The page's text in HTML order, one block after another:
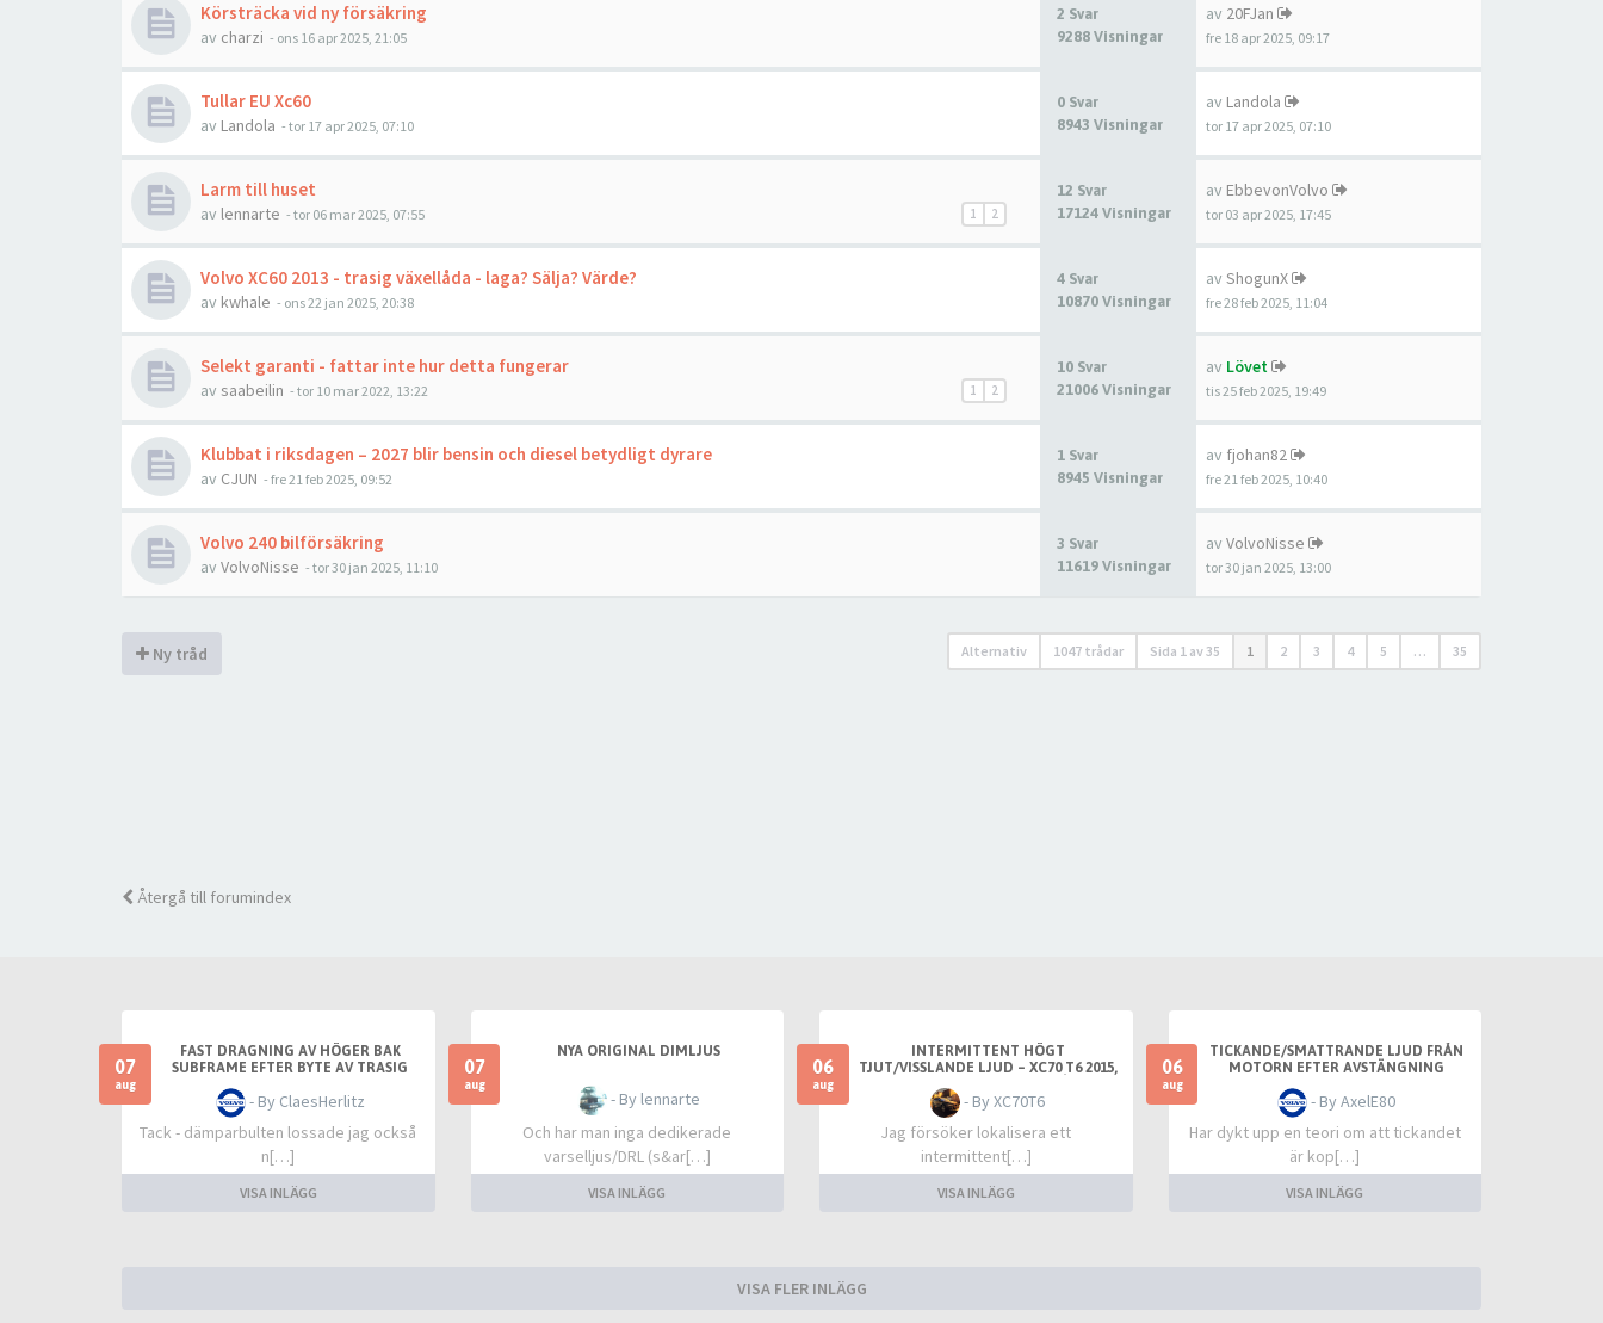
Körsträcka vid ny försäkring
av charzi - ons 16 apr 2025, 21:05
2 Svar
9288 Visningar
av 20FJan
fre 18 apr 2025, 09:17
Tullar EU Xc60
av Landola - tor 17 apr 2025, 07:10
0 Svar
8943 Visningar
av Landola
tor 17 apr 2025, 07:10
Larm till huset
1 2
av lennarte - tor 06 mar 2025, 07:55
12 Svar
17124 Visningar
av EbbevonVolvo
tor 03 apr 2025, 17:45
Volvo XC60 2013 - trasig växellåda - laga? Sälja? Värde?
av kwhale - ons 22 jan 2025, 20:38
4 Svar
10870 Visningar
av ShogunX
fre 28 feb 2025, 11:04
Selekt garanti - fattar inte hur detta fungerar
1 2
av saabeilin - tor 10 mar 2022, 13:22
10 Svar
21006 Visningar
av Lövet
tis 25 feb 2025, 19:49
Klubbat i riksdagen – 2027 blir bensin och diesel betydligt dyrare
av CJUN - fre 21 feb 2025, 09:52
1 Svar
8945 Visningar
av fjohan82
fre 21 feb 2025, 10:40
Volvo 240 bilförsäkring
av VolvoNisse - tor 30 jan 2025, 11:10
3 Svar
11619 Visningar
av VolvoNisse
tor 30 jan 2025, 13:00
Ny tråd Alternativ 1047 trådar Sida 1 av35 1 2 3 4 5 … 35
Återgå till forumindex
07
aug
FAST DRAGNING AV HÖGER BAK
SUBFRAME EFTER BYTE AV TRASIG
SLANGKOPPLING MELLAN TANKLOCK
OCH TANK
- By ClaesHerlitz
Tack - dämparbulten lossade jag också
n[…]
VISA INLÄGG
07
aug
NYA ORIGINAL DIMLJUS
- By lennarte
Och har man inga dedikerade
varselljus/DRL (s&ar[…]
VISA INLÄGG
06
aug
INTERMITTENT HÖGT
TJUT/VISSLANDE LJUD – XC70 T6 2015,
FRÄMST VID VARM TOMGÅNG
- By XC70T6
Jag försöker lokalisera ett
intermittent[…]
VISA INLÄGG
06
aug
TICKANDE/SMATTRANDE LJUD FRÅN
MOTORN EFTER AVSTÄNGNING
- By AxelE80
Har dykt upp en teori om att tickandet
är kop[…]
VISA INLÄGG
VISA FLER INLÄGG